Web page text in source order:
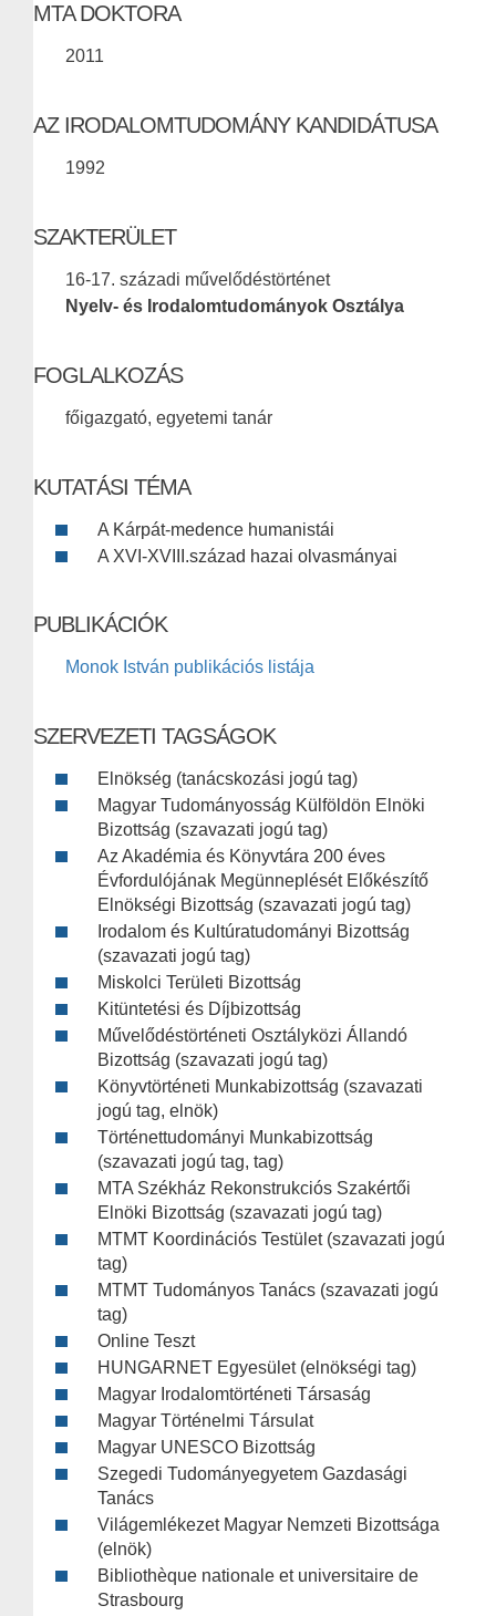
MTA DOKTORA
2011
AZ IRODALOMTUDOMÁNY KANDIDÁTUSA
1992
SZAKTERÜLET
16-17. századi művelődéstörténet
Nyelv- és Irodalomtudományok Osztálya
FOGLALKOZÁS
főigazgató, egyetemi tanár
KUTATÁSI TÉMA
A Kárpát-medence humanistái
A XVI-XVIII.század hazai olvasmányai
PUBLIKÁCIÓK
Monok István publikációs listája
SZERVEZETI TAGSÁGOK
Elnökség (tanácskozási jogú tag)
Magyar Tudományosság Külföldön Elnöki
Bizottság (szavazati jogú tag)
Az Akadémia és Könyvtára 200 éves
Évfordulójának Megünneplését Előkészítő
Elnökségi Bizottság (szavazati jogú tag)
Irodalom és Kultúratudományi Bizottság
(szavazati jogú tag)
Miskolci Területi Bizottság
Kitüntetési és Díjbizottság
Művelődéstörténeti Osztályközi Állandó
Bizottság (szavazati jogú tag)
Könyvtörténeti Munkabizottság (szavazati
jogú tag, elnök)
Történettudományi Munkabizottság
(szavazati jogú tag, tag)
MTA Székház Rekonstrukciós Szakértői
Elnöki Bizottság (szavazati jogú tag)
MTMT Koordinációs Testület (szavazati jogú
tag)
MTMT Tudományos Tanács (szavazati jogú
tag)
Online Teszt
HUNGARNET Egyesület (elnökségi tag)
Magyar Irodalomtörténeti Társaság
Magyar Történelmi Társulat
Magyar UNESCO Bizottság
Szegedi Tudományegyetem Gazdasági
Tanács
Világemlékezet Magyar Nemzeti Bizottsága
(elnök)
Bibliothèque nationale et universitaire de
Strasbourg